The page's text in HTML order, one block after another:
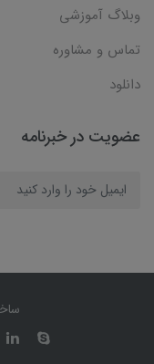
وبلاگ آموزشی
تماس و مشاوره
دانلود
عضویت در خبرنامه